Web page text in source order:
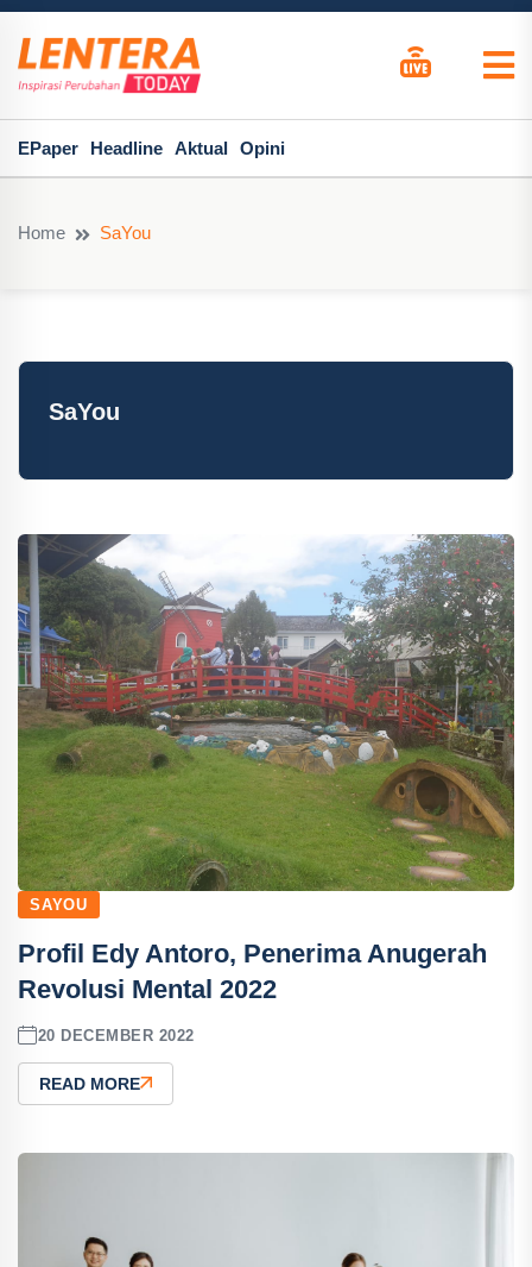
EPaper Headline Aktual Opini
Home SaYou
SaYou
SAYOU
Profil Edy Antoro, Penerima Anugerah
Revolusi Mental 2022
20 DECEMBER 2022
READ MORE